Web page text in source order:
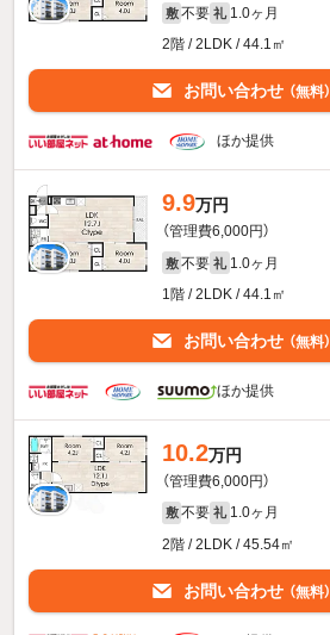
敷 不要 礼 1.0ヶ月
2階 / 2LDK / 44.1㎡
お問い合わせ （無料）
ほか提供
9.9万円
（管理費6,000円）
敷 不要 礼 1.0ヶ月
1階 / 2LDK / 44.1㎡
お問い合わせ （無料）
ほか提供
10.2万円
（管理費6,000円）
敷 不要 礼 1.0ヶ月
2階 / 2LDK / 45.54㎡
お問い合わせ （無料）